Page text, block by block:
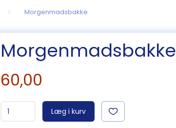
Morgenmadsbakke
Morgenmadsbakke
60,00
Læg i kurv